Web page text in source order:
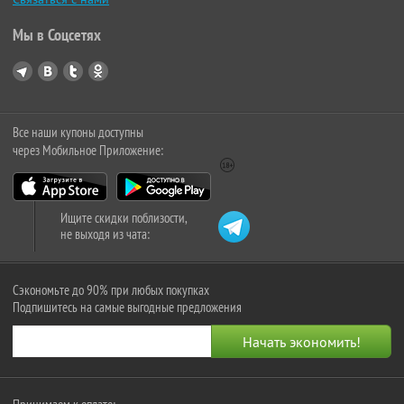
Мы в Соцсетях
Все наши купоны доступны
через Мобильное Приложение:
Ищите скидки поблизости,
не выходя из чата:
Сэкономьте до 90% при любых покупках
Подпишитесь на самые выгодные предложения